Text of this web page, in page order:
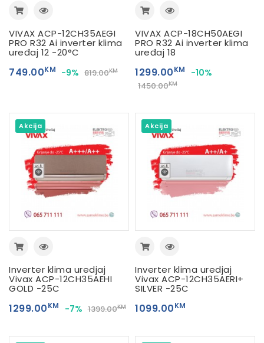
VIVAX ACP-12CH35AEGI
PRO R32 Ai inverter klima
uređaj 12 -20°C
749.00KM -9% 819.00KM
VIVAX ACP-18CH50AEGI
PRO R32 Ai inverter klima
uređaj 18
1299.00KM -10%
1450.00KM
Akcija
Inverter klima uredjaj
Vivax ACP-12CH35AEHI
GOLD -25C
1299.00KM -7% 1399.00KM
Akcija
Inverter klima uredjaj
Vivax ACP-12CH35AERI+
SILVER -25C
1099.00KM